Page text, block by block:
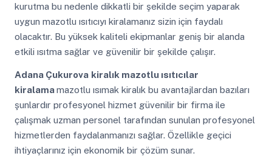
kurutma bu nedenle dikkatli bir şekilde seçim yaparak
uygun mazotlu ısıtıcıyı kiralamanız sizin için faydalı
olacaktır. Bu yüksek kaliteli ekipmanlar geniş bir alanda
etkili ısıtma sağlar ve güvenilir bir şekilde çalışır.
Adana Çukurova kiralık mazotlu ısıtıcılar
kiralamamazotlu ısımak kiralık bu avantajlardan bazıları
şunlardır profesyonel hizmet güvenilir bir firma ile
çalışmak uzman personel tarafından sunulan profesyonel
hizmetlerden faydalanmanızı sağlar. Özellikle geçici
ihtiyaçlarınız için ekonomik bir çözüm sunar.